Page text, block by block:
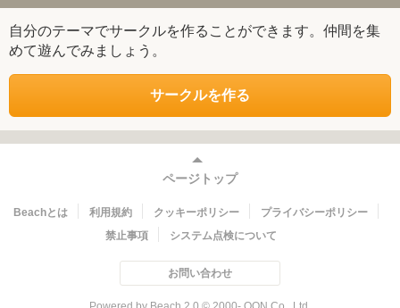
自分のテーマでサークルを作ることができます。仲間を集
めて遊んでみましょう。
サークルを作る
ページトップ
Beachとは 利用規約 クッキーポリシー
プライバシーポリシー
禁止事項
システム点検について
お問い合わせ